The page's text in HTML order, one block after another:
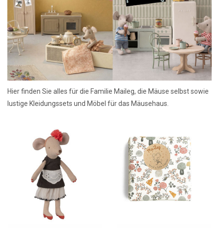
Lookbooks
Marken
Hier finden Sie alles für die Familie Maileg, die Mäuse selbst sowie
lustige Kleidungssets und Möbel für das Mäusehaus.